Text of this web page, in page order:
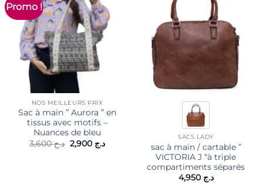
Promo !
NOS MEILLEURS PRIX
Sac à main ” Aurora ” en
tissus avec motifs –
Nuances de bleu
د.ج3,600
Le
prix
د.ج 2,900
Le
SACS LADY
sac à main / cartable ”
VICTORIA J “à triple
compartiments séparés
د.ج 4,950